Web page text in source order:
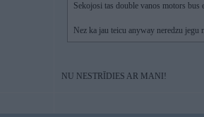
Sekojosi tas double vanos motors bus
Nez ka jau teicu anyway neredzu
NU NESTRĪDIES AR MANI!